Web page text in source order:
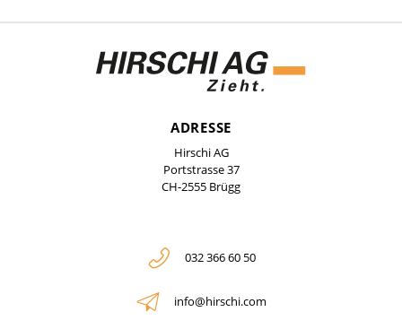
ADRESSE
Hirschi AG
Portstrasse 37
CH-2555 Brügg
032 366 60 50
info@hirschi.com